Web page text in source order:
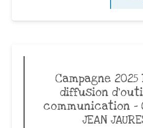
Campagne 2025
diffusion
communication –
JEAN